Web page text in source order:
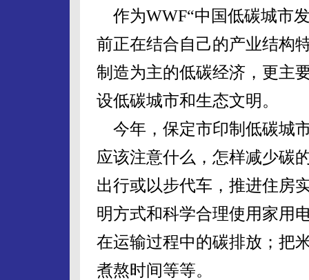
作为WWF“中国低碳城市
前正在结合自己的产业结构
制造为主的低碳经济，更主
设低碳城市和生态文明。
今年，保定市印制低碳城
应该注意什么，怎样减少碳
出行或以步代车，推进住房
明方式和科学合理使用家用
在运输过程中的碳排放；把
煮熬时间等等。